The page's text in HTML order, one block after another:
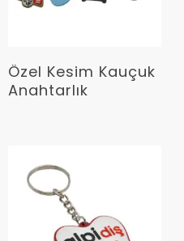
Devamını Oku
Özel Kesim Kauçuk
Anahtarlık